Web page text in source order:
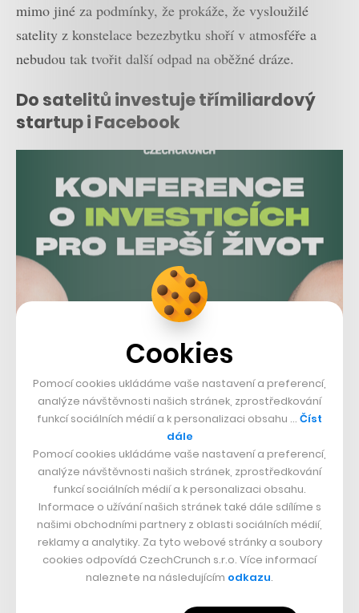
mimo jiné za podmínky, že prokáže, že vysloužilé
satelity z konstelace bezezbytku shoří v atmosféře a
nebudou tak tvořit další odpad na oběžné dráze.
Do satelitů investuje třímiliardový
startup i Facebook
Podle odhadů OSN nemá přístup k internetu více než
polovina světové populace, což je potenciál, který
pochopitelně láká mnohem více firem než jen Amazon
a SpaceX. Například startup OneWeb získal od
Cookies
Pomocí cookies ukládáme vaše nastavení a preferencí,
analýze návštěvnosti našich stránek, zprostředkování
funkcí sociálních médií a k personalizaci obsahu … Číst
dále
Pomocí cookies ukládáme vaše nastavení a preferencí,
analýze návštěvnosti našich stránek, zprostředkování
funkcí sociálních médií a k personalizaci obsahu.
Informace o užívání našich stránek také dále sdílíme s
našimi obchodními partnery z oblasti sociálních médií,
reklamy a analytiky. Za tyto webové stránky a soubory
cookies odpovídá CzechCrunch s.r.o. Více informací
naleznete na následujícím odkazu.